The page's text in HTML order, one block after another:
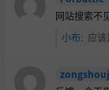
网站搜索不
小布: 应